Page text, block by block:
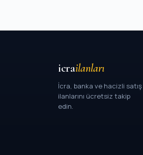
icrailanları
İcra, banka ve hacizli satış
ilanlarını ücretsiz takip
edin.